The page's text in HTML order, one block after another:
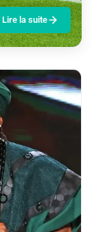
Lire la suite